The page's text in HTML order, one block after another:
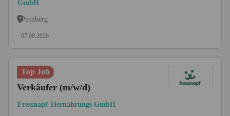
GmbH
Penzberg
07.08.2026
Top Job
Verkäufer (m/w/d)
Fressnapf Tiernahrungs GmbH